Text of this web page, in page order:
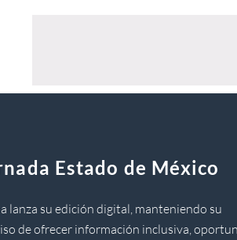
Estado de México
lanza su edición digital, manteniendo su
de ofrecer información inclusiva,